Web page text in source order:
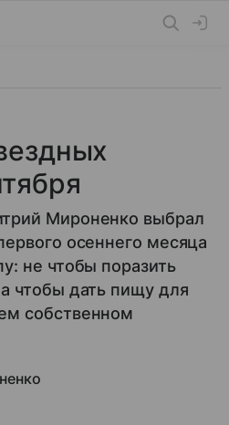
Мироненко выбрал
осеннего месяца
не чтобы поразить
чтобы дать пищу для
собственном